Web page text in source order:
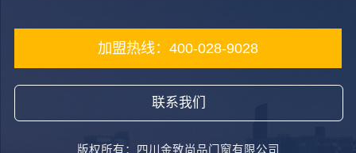
加盟热线：400-028-9028
联系我们
版权所有：四川金致尚品门窗有限公司